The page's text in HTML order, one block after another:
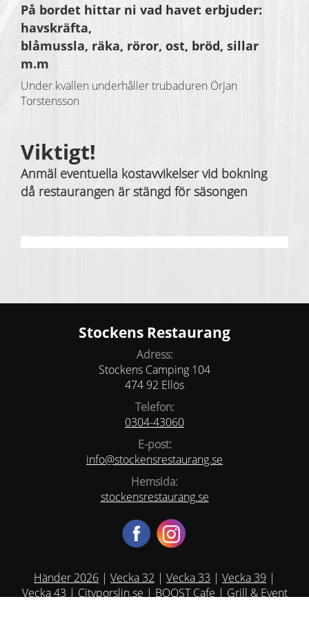
På bordet hittar ni vad havet erbjuder:
havskräfta,
blåmussla, räka, röror, ost, bröd, sillar
m.m
Under kvällen underhåller trubaduren Örjan
Torstensson
Viktigt!
Anmäl eventuella kostavvikelser vid bokning
då restaurangen är stängd för säsongen
Stockens Restaurang
Adress:
Stockens Camping 104
474 92 Ellös
Telefon:
0304-43060
E-post:
info@stockensrestaurang.se
Hemsida:
stockensrestaurang.se
Händer 2026 | Vecka 32 | Vecka 33 | Vecka 39 |
Vecka 43 | Cityporslin.se | BOOST Cafe | Grill & Event